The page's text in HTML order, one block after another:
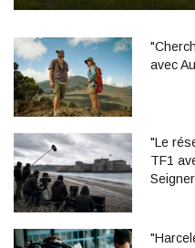
avec
"Le
TF1
Seigner